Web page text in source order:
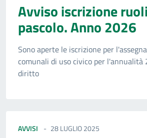
Avviso iscrizione
pascolo. Anno 2026
Sono aperte le iscrizione per
comunali di uso civico per l'annualità
diritto
AVVISI 28 LUGLIO 2025